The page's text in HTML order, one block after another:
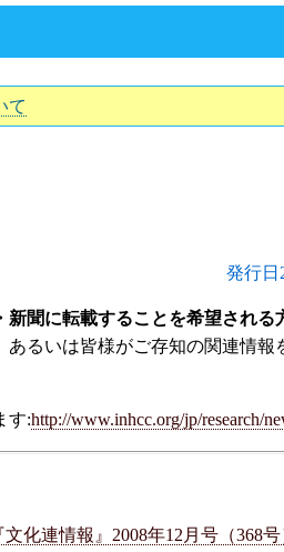
て
発行日
聞に転載することを希望される
るいは皆様がご存知の関連情報
す:http://www.inhcc.org/jp/research/
連情報』2008年12月号（368号